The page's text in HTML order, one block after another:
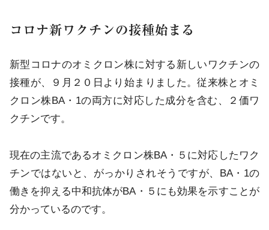
コロナ新ワクチンの接種始まる
新型コロナのオミクロン株に対する新しいワクチンの
接種が、９月２０日より始まりました。従来株とオミ
クロン株BA・1の両方に対応した成分を含む、２価ワ
クチンです。
現在の主流であるオミクロン株BA・５に対応したワク
チンではないと、がっかりされそうですが、BA・1の
働きを抑える中和抗体がBA・５にも効果を示すことが
分かっているのです。